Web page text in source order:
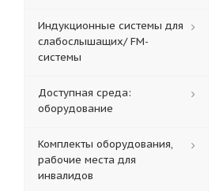
Индукционные системы для
слабослышащих/ FM-
системы
Доступная среда:
оборудование
Комплекты оборудования,
рабочие места для
инвалидов